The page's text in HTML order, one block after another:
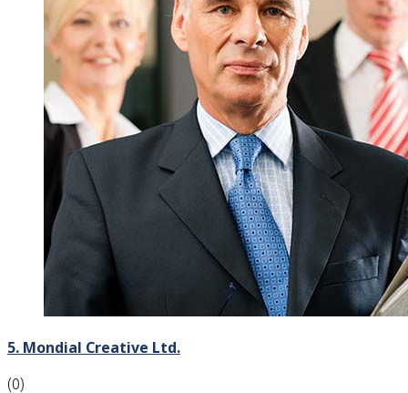
5. Mondial Creative Ltd.
(0)